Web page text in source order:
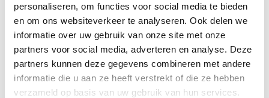
personaliseren, om functies voor social media te bieden
en om ons websiteverkeer te analyseren. Ook delen we
informatie over uw gebruik van onze site met onze
partners voor social media, adverteren en analyse. Deze
partners kunnen deze gegevens combineren met andere
informatie die u aan ze heeft verstrekt of die ze hebben
verzameld op basis van uw gebruik van hun services.
Gerelateerde producten